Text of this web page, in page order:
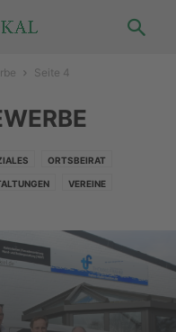
Seite 4
ORTSBEIRAT
VEREINE